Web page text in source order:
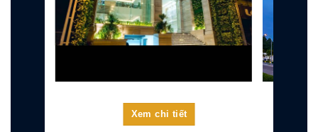
Xem chi tiết